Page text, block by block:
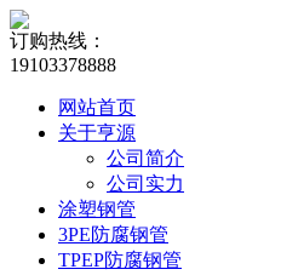
订购热线：
19103378888
网站首页
关于亨源
公司简介
公司实力
涂塑钢管
3PE防腐钢管
TPEP防腐钢管